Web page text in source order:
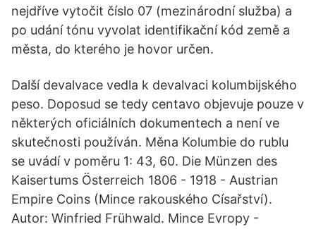
nejdříve vytočit číslo 07 (mezinárodní služba) a
po udání tónu vyvolat identifikační kód země a
města, do kterého je hovor určen.
Další devalvace vedla k devalvaci kolumbijského
peso. Doposud se tedy centavo objevuje pouze v
některých oficiálních dokumentech a není ve
skutečnosti používán. Měna Kolumbie do rublu
se uvádí v poměru 1: 43, 60. Die Münzen des
Kaisertums Österreich 1806 - 1918 - Austrian
Empire Coins (Mince rakouského Císařství).
Autor: Winfried Frühwald. Mince Evropy -